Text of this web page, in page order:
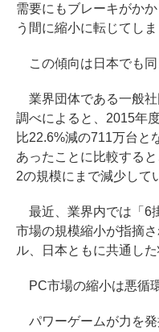
需要にもブレーキがか
う間に縮小に転じてしま
この傾向は日本でも同
業界団体である一般社
調べによると、2015年
比22.6%減の711万台と
あったことに比較する
2の規模にまで減少して
最近、業界内では「6
市場の規模縮小が指摘
ル、日本ともに共通した
PC市場の縮小は悪循
パワーゲームが力を